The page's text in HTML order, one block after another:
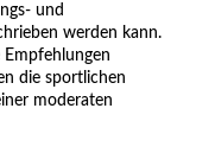
und
werden kann.
die sportlichen
moderaten